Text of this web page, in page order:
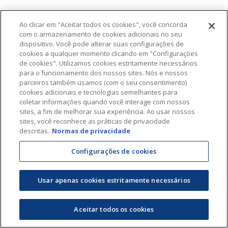
Ao clicar em "Aceitar todos os cookies", você concorda
com o armazenamento de cookies adicionais no seu
dispositivo. Você pode alterar suas configurações de
cookies a qualquer momento clicando em "Configurações
de cookies". Utilizamos cookies estritamente necessários
para o funcionamento dos nossos sites. Nós e nossos
parceiros também usamos (com o seu consentimento)
cookies adicionais e tecnologias semelhantes para
coletar informações quando você interage com nossos
sites, a fim de melhorar sua experiência. Ao usar nossos
sites, você reconhece as práticas de privacidade
descritas. Normas de privacidade
Configurações de cookies
Usar apenas cookies estritamente necessários
Aceitar todos os cookies